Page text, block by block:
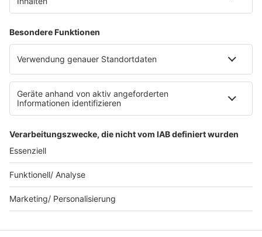
Clubbedingungen
Werbung schalten
Waffel-Werbepartner
80s80s.de
90s90s.de
Schlagerplanetradio.com
1deutsch.de
WEIHNACHTSMUSIK.FM
© barba radio. Ein Baby von Barbara Schöneberger und
REGIOCAST.